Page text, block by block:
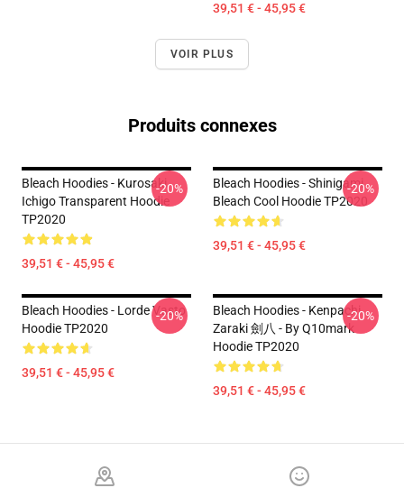
39,51 € - 45,95 €
VOIR PLUS
Produits connexes
Bleach Hoodies - Kurosaki
Ichigo Transparent Hoodie
TP2020
39,51 € - 45,95 €
-20%
Bleach Hoodies - Shinigami
Bleach Cool Hoodie TP2020
39,51 € - 45,95 €
-20%
Bleach Hoodies - Lorde Vasto
Hoodie TP2020
39,51 € - 45,95 €
-20%
Bleach Hoodies - Kenpachi
Zaraki 劍八 - By Q10mark
Hoodie TP2020
39,51 € - 45,95 €
-20%